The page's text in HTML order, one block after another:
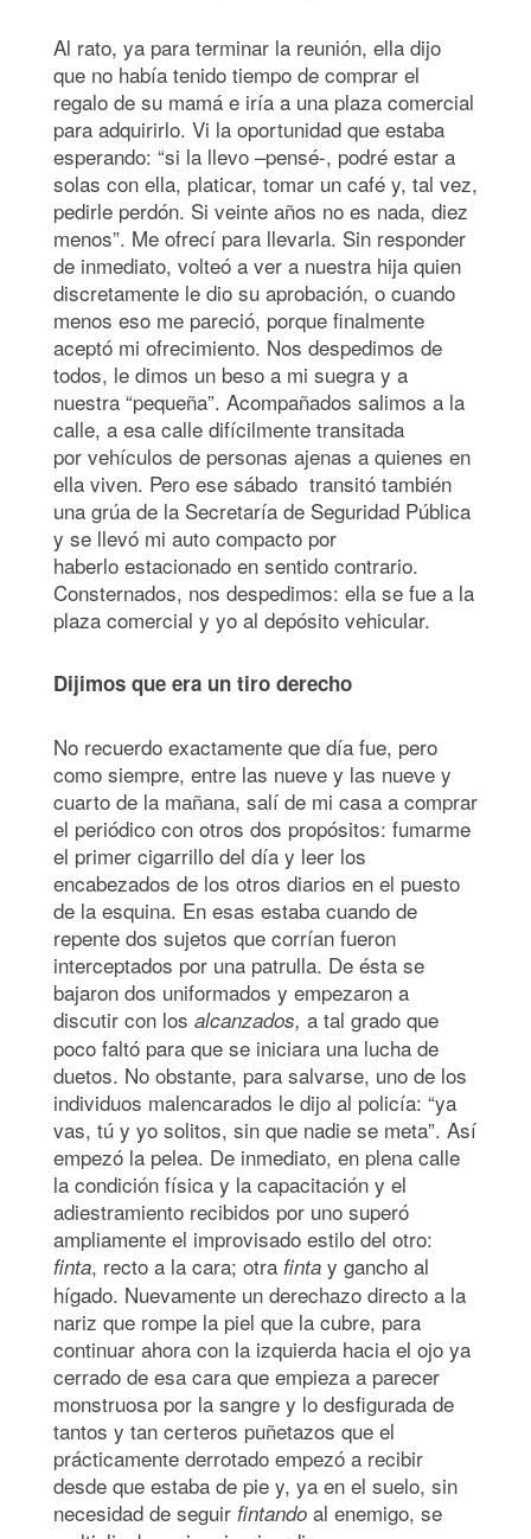
Al rato, ya para terminar la reunión, ella dijo
que no había tenido tiempo de comprar el
regalo de su mamá e iría a una plaza comercial
para adquirirlo. Vi la oportunidad que estaba
esperando: “si la llevo –pensé-, podré estar a
solas con ella, platicar, tomar un café y, tal vez,
pedirle perdón. Si veinte años no es nada, diez
menos”. Me ofrecí para llevarla. Sin responder
de inmediato, volteó a ver a nuestra hija quien
discretamente le dio su aprobación, o cuando
menos eso me pareció, porque finalmente
aceptó mi ofrecimiento. Nos despedimos de
todos, le dimos un beso a mi suegra y a
nuestra “pequeña”. Acompañados salimos a la
calle, a esa calle difícilmente transitada
por vehículos de personas ajenas a quienes en
ella viven. Pero ese sábado transitó también
una grúa de la Secretaría de Seguridad Pública
y se llevó mi auto compacto por
haberlo estacionado en sentido contrario.
Consternados, nos despedimos: ella se fue a la
plaza comercial y yo al depósito vehicular.
Dijimos que era un tiro derecho
No recuerdo exactamente que día fue, pero
como siempre, entre las nueve y las nueve y
cuarto de la mañana, salí de mi casa a comprar
el periódico con otros dos propósitos: fumarme
el primer cigarrillo del día y leer los
encabezados de los otros diarios en el puesto
de la esquina. En esas estaba cuando de
repente dos sujetos que corrían fueron
interceptados por una patrulla. De ésta se
bajaron dos uniformados y empezaron a
discutir con los alcanzados, a tal grado que
poco faltó para que se iniciara una lucha de
duetos. No obstante, para salvarse, uno de los
individuos malencarados le dijo al policía: “ya
vas, tú y yo solitos, sin que nadie se meta”. Así
empezó la pelea. De inmediato, en plena calle
la condición física y la capacitación y el
adiestramiento recibidos por uno superó
ampliamente el improvisado estilo del otro:
finta, recto a la cara; otra finta y gancho al
hígado. Nuevamente un derechazo directo a la
nariz que rompe la piel que la cubre, para
continuar ahora con la izquierda hacia el ojo ya
cerrado de esa cara que empieza a parecer
monstruosa por la sangre y lo desfigurada de
tantos y tan certeros puñetazos que el
prácticamente derrotado empezó a recibir
desde que estaba de pie y, ya en el suelo, sin
necesidad de seguir fintando al enemigo, se